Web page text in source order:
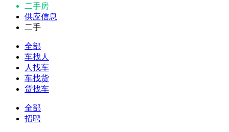
二手房
供应信息
二手
全部
车找人
人找车
车找货
货找车
全部
招聘